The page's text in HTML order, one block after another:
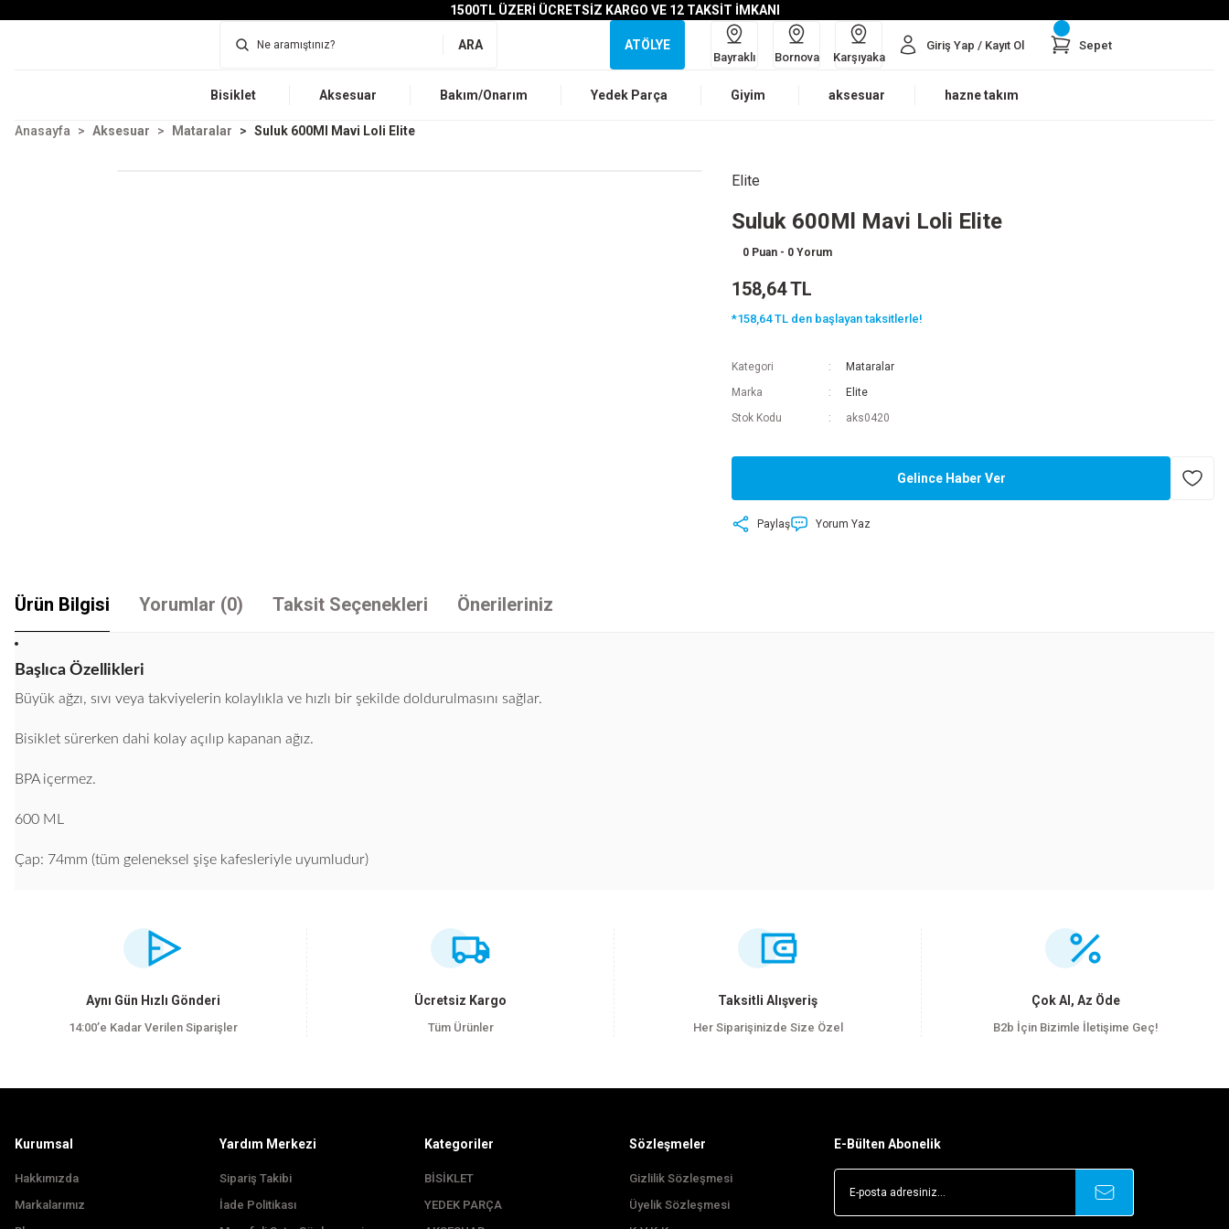
1500TL ÜZERİ ÜCRETSİZ KARGO VE 12 TAKSİT İMKANI
ARA ATÖLYE
Bayraklı Bornova Karşıyaka
Giriş Yap / Kayıt Ol Sepet
Bisiklet Aksesuar Bakım/Onarım Yedek Parça Giyim aksesuar hazne takım
Anasayfa Aksesuar Mataralar Suluk 600Ml Mavi Loli Elite
Elite
Suluk 600Ml Mavi Loli Elite
0 Puan - 0 Yorum
158,64 TL
*158,64 TL den başlayan taksitlerle!
Kategori
Mataralar
Marka
Elite
Stok Kodu
aks0420
Gelince Haber Ver
Paylaş Yorum Yaz
Ürün Bilgisi Yorumlar (0) Taksit Seçenekleri Önerileriniz
Başlıca Özellikleri
Büyük ağzı, sıvı veya takviyelerin kolaylıkla ve hızlı bir şekilde doldurulmasını sağlar.
Bisiklet sürerken dahi kolay açılıp kapanan ağız.
BPA içermez.
600 ML
Çap: 74mm (tüm geleneksel şişe kafesleriyle uyumludur)
Görüş ve önerileriniz için teşekkür ederiz.
Ürün açıklamasında eksik bilgiler bulunuyor.
Ürün bilgilerinde hatalar bulunuyor.
Aynı Gün Hızlı Gönderi
14:00’e Kadar Verilen Siparişler
Ücretsiz Kargo
Tüm Ürünler
Taksitli Alışveriş
Her Siparişinizde Size Özel
Çok Al, Az Öde
B2b İçin Bizimle İletişime Geç!
Kurumsal
Hakkımızda
Markalarımız
Yardım Merkezi
Sipariş Takibi
İade Politikası
Kategoriler
BİSİKLET
YEDEK PARÇA
Sözleşmeler
Gizlilik Sözleşmesi
Üyelik Sözleşmesi
E-Bülten Abonelik